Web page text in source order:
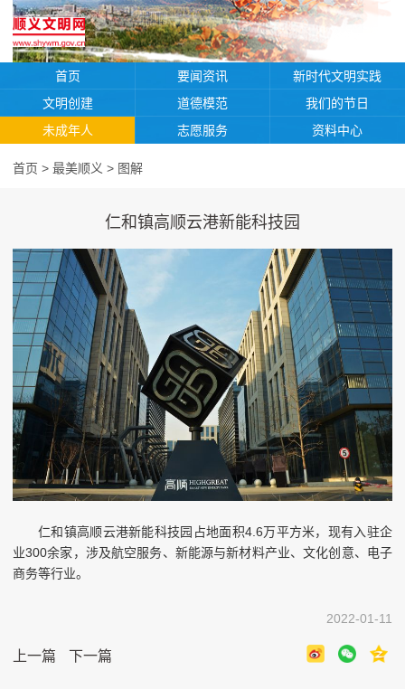
首页 要闻资讯
新时代文明实践
文明创建
道德模范
我们的节日
未成年人
志愿服务 资料中心
首页 > 最美顺义 > 图解
仁和镇高顺云港新能科技园
仁和镇高顺云港新能科技园占地面积4.6万平方米，现有入驻企
业300余家，涉及航空服务、新能源与新材料产业、文化创意、电子
商务等行业。
2022-01-11
上一篇 下一篇